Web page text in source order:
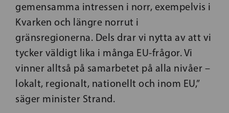
gemensamma intressen i norr, exempelvis i
Kvarken och längre norrut i
gränsregionerna. Dels drar vi nytta av att vi
tycker väldigt lika i många EU-frågor. Vi
vinner alltså på samarbetet på alla nivåer –
lokalt, regionalt, nationellt och inom EU,”
säger minister Strand.